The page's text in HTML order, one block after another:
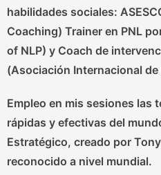
habilidades sociales:
Coaching) Trainer en PNL
of NLP) y Coach de
(Asociación Internacional
Empleo en mis sesiones las
rápidas y efectivas del
Estratégico, creado por
reconocido a nivel mundial.